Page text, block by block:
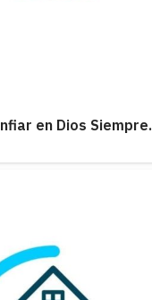
en Dios Siempre.